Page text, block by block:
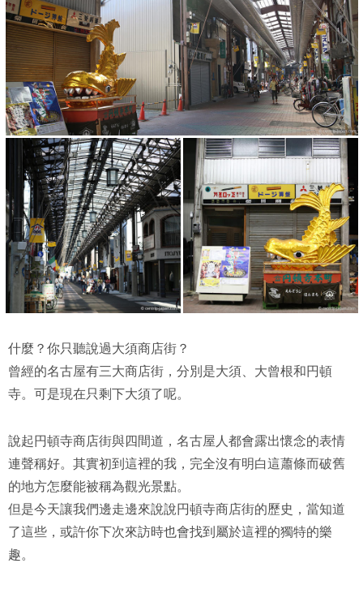
什麼？你只聽說過大須商店街？
曾經的名古屋有三大商店街，分別是大須、大曾根和円頓
寺。可是現在只剩下大須了呢。
說起円頓寺商店街與四間道，名古屋人都會露出懷念的表情
連聲稱好。其實初到這裡的我，完全沒有明白這蕭條而破舊
的地方怎麼能被稱為觀光景點。
但是今天讓我們邊走邊來說說円頓寺商店街的歷史，當知道
了這些，或許你下次來訪時也會找到屬於這裡的獨特的樂
趣。